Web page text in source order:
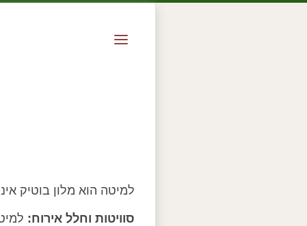
למיטה הוא מלון בוטיק
סוויטות וחלל אירוח: